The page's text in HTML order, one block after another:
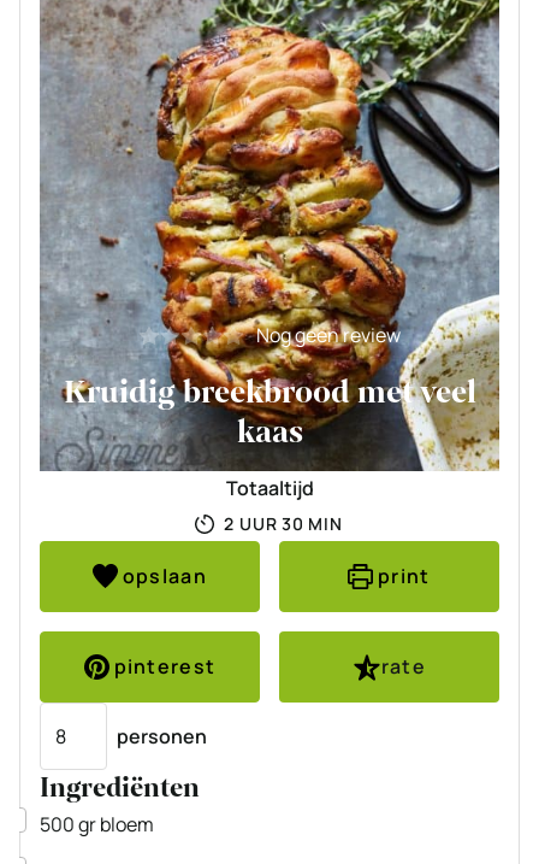
Nog geen review
Kruidig breekbrood met veel
kaas
Totaaltijd
2 UUR
UUR 30 MINUTEN
MIN
opslaan print
pinterest
rate
personen
Ingrediënten
▢
500grbloem